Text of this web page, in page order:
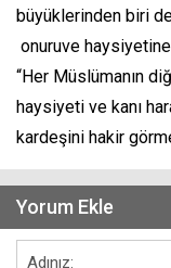
büyüklerinden biri
onuruve
“Her Müslümanın
haysiyeti ve kanı
kardeşini hakir
Yorum Ekle